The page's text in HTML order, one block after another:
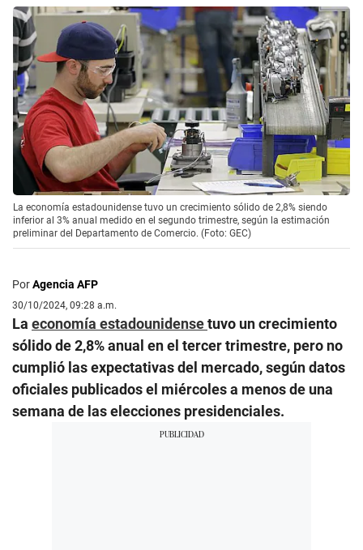
La economía estadounidense tuvo un crecimiento sólido de 2,8% siendo
inferior al 3% anual medido en el segundo trimestre, según la estimación
preliminar del Departamento de Comercio. (Foto: GEC)
PorAgencia AFP
30/10/2024, 09:28 a.m.
La economía estadounidensetuvo un crecimiento
sólido de 2,8% anual en el tercer trimestre, pero no
cumplió las expectativas del mercado, según datos
oficiales publicados el miércoles a menos de una
semana de las elecciones presidenciales.